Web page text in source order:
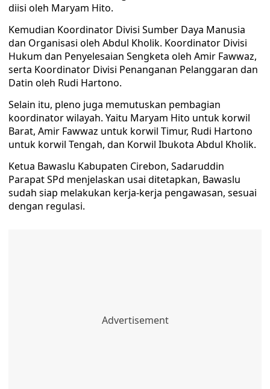
diisi oleh Maryam Hito.
Kemudian Koordinator Divisi Sumber Daya Manusia
dan Organisasi oleh Abdul Kholik. Koordinator Divisi
Hukum dan Penyelesaian Sengketa oleh Amir Fawwaz,
serta Koordinator Divisi Penanganan Pelanggaran dan
Datin oleh Rudi Hartono.
Selain itu, pleno juga memutuskan pembagian
koordinator wilayah. Yaitu Maryam Hito untuk korwil
Barat, Amir Fawwaz untuk korwil Timur, Rudi Hartono
untuk korwil Tengah, dan Korwil Ibukota Abdul Kholik.
Ketua Bawaslu Kabupaten Cirebon, Sadaruddin
Parapat SPd menjelaskan usai ditetapkan, Bawaslu
sudah siap melakukan kerja-kerja pengawasan, sesuai
dengan regulasi.